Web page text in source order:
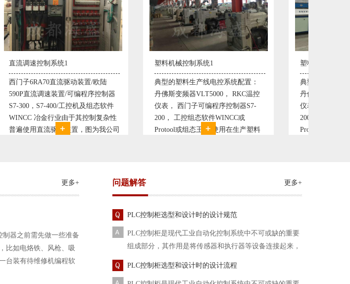
塑料机械控制系统1
典型的塑料生产线电控系统配置：
丹佛斯变频器VLT5000， RKC温控
仪表， 西门子可编程序控制器S7-
200， 工控组态软件WINCC或
Protool或组态王。 使用在生产塑料
塑料机械控制系统2
典型的塑料生产线电控系统配置：
丹佛斯变频器VLT5000， RKC温控
仪表， 西门子可编程序控制器S7-
200， 工控组态软件WINCC或
Protool或组态王。 使用在生产塑料
更多+
制器之前需先做一些准备
比如电烙铁、风枪、吸
台装有待维修机编程软
常常是从工作系统中拆
问题解答 更多+
PLC控制柜选型和设计时的设计规范
PLC控制柜是现代工业自动化控制系统中不可或缺的重要
组成部分，其作用是将传感器和执行器等设备连接起来，
PLC控制柜选型和设计时的设计流程